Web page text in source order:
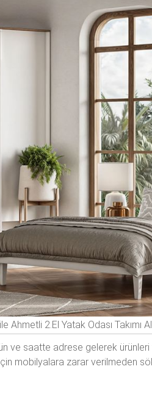
Ahmetli 2.El Yatak Odası Takımı
ve saatte adrese gelerek
mobilyalara zarar verilmeden